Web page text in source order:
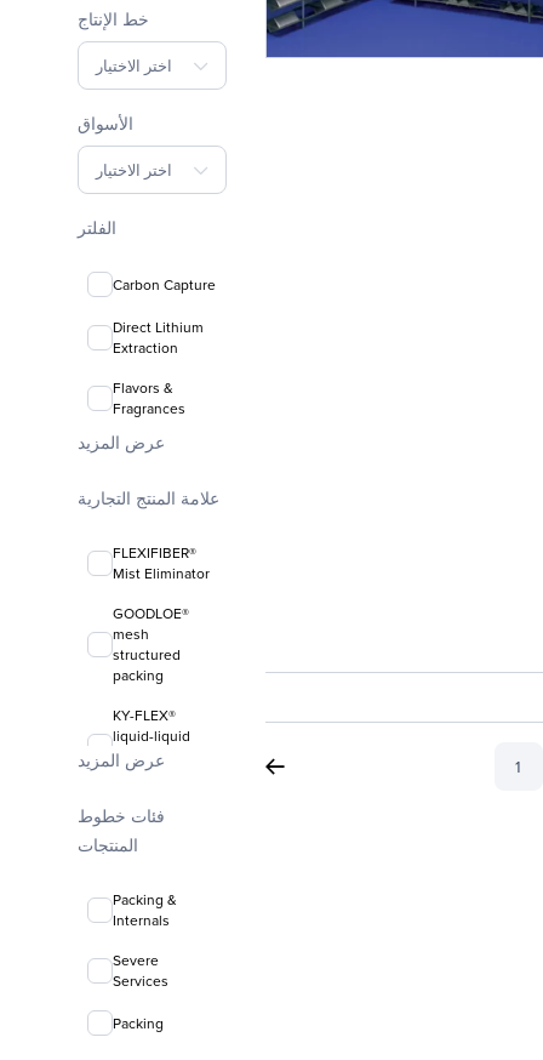
خط الإنتاج
اختر الاختيار
الأسواق
اختر الاختيار
الفلتر
Carbon Capture
Direct Lithium
Extraction
Flavors &
Fragrances
عرض المزيد
علامة المنتج التجارية
FLEXIFIBER®
Mist Eliminator
GOODLOE®
mesh
structured
packing
KY-FLEX®
liquid-liquid
coalescing
media
FLEXIRING®
random
packing
عرض المزيد
فئات خطوط
المنتجات
Packing &
Internals
Severe
Services
Packing
1